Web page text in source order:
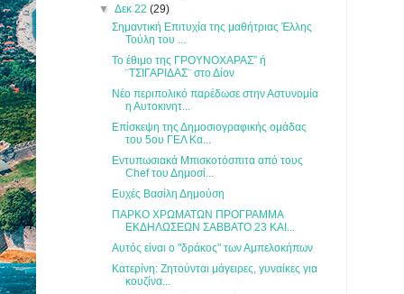
▼ Δεκ 22 (29)
Σημαντική Επιτυχία της μαθήτριας Έλλης
Τούλη του ...
Το έθιμο της ΓΡΟΥΝΟΧΑΡΑΣ” ή
¨ΤΣΙΓΑΡΙΔΑΣ¨ στο Δίον
Νέο περιπολικό παρέδωσε στην Αστυνομία
η Αυτοκινητ...
Επίσκεψη της Δημοσιογραφικής ομάδας
του 5ου ΓΕΛ Κα...
Εντυπωσιακά Μπισκοτόσπιτα από τους
Chef του Δημοσί...
Ευχές Βασίλη Δημούση
ΠΑΡΚΟ ΧΡΩΜΑΤΩΝ ΠΡΟΓΡΑΜΜΑ
ΕΚΔΗΛΩΣΕΩΝ ΣΑΒΒΑΤΟ 23 ΚΑΙ...
Αυτός είναι ο "δράκος" των Αμπελοκήπων
Κατερίνη: Ζητούνται μάγειρες, γυναίκες για
κουζίνα...